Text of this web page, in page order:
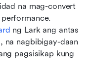
na mag-convert
ng Lark ang antas
na nagbibigay-daan
pagsisikap kung